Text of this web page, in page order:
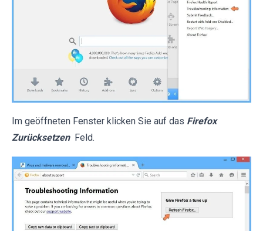
Im geöffneten Fenster klicken Sie auf das Firefox
Zurücksetzen Feld.